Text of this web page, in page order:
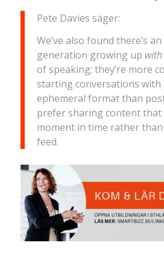
Pete Davies säger:
We’ve also found there’s
generation growing up with
of speaking; they’re more
starting conversations with
ephemeral format than
prefer sharing content that
moment in time rather than
feed.